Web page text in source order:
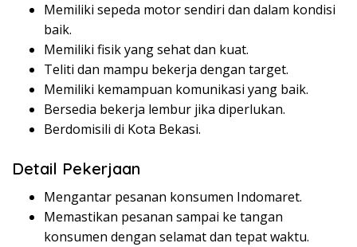
Memiliki sepeda motor sendiri dan dalam kondisi
baik.
Memiliki fisik yang sehat dan kuat.
Teliti dan mampu bekerja dengan target.
Memiliki kemampuan komunikasi yang baik.
Bersedia bekerja lembur jika diperlukan.
Berdomisili di Kota Bekasi.
Detail Pekerjaan
Mengantar pesanan konsumen Indomaret.
Memastikan pesanan sampai ke tangan
konsumen dengan selamat dan tepat waktu.